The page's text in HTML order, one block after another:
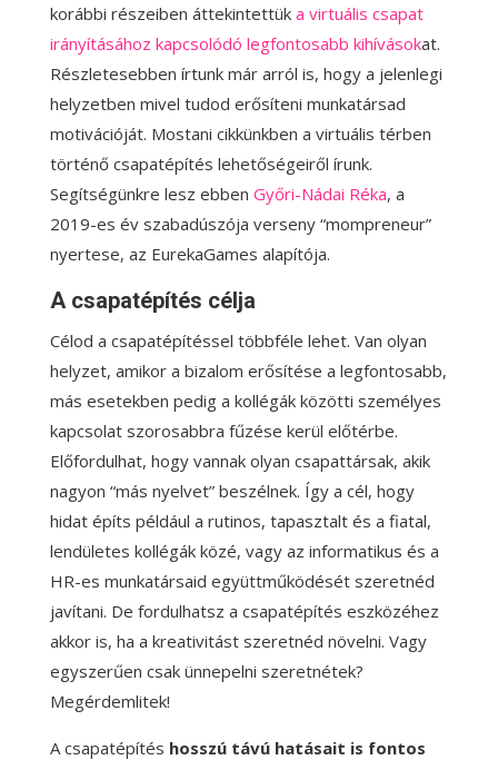
korábbi részeiben áttekintettük a virtuális csapat
irányításához kapcsolódó legfontosabb kihívásokat.
Részletesebben írtunk már arról is, hogy a jelenlegi
helyzetben mivel tudod erősíteni munkatársad
motivációját. Mostani cikkünkben a virtuális térben
történő csapatépítés lehetőségeiről írunk.
Segítségünkre lesz ebben Győri-Nádai Réka, a
2019-es év szabadúszója verseny “mompreneur”
nyertese, az EurekaGames alapítója.
A csapatépítés célja
Célod a csapatépítéssel többféle lehet. Van olyan
helyzet, amikor a bizalom erősítése a legfontosabb,
más esetekben pedig a kollégák közötti személyes
kapcsolat szorosabbra fűzése kerül előtérbe.
Előfordulhat, hogy vannak olyan csapattársak, akik
nagyon “más nyelvet” beszélnek. Így a cél, hogy
hidat építs például a rutinos, tapasztalt és a fiatal,
lendületes kollégák közé, vagy az informatikus és a
HR-es munkatársaid együttműködését szeretnéd
javítani. De fordulhatsz a csapatépítés eszközéhez
akkor is, ha a kreativitást szeretnéd növelni. Vagy
egyszerűen csak ünnepelni szeretnétek?
Megérdemlitek!
A csapatépítés hosszú távú hatásait is fontos